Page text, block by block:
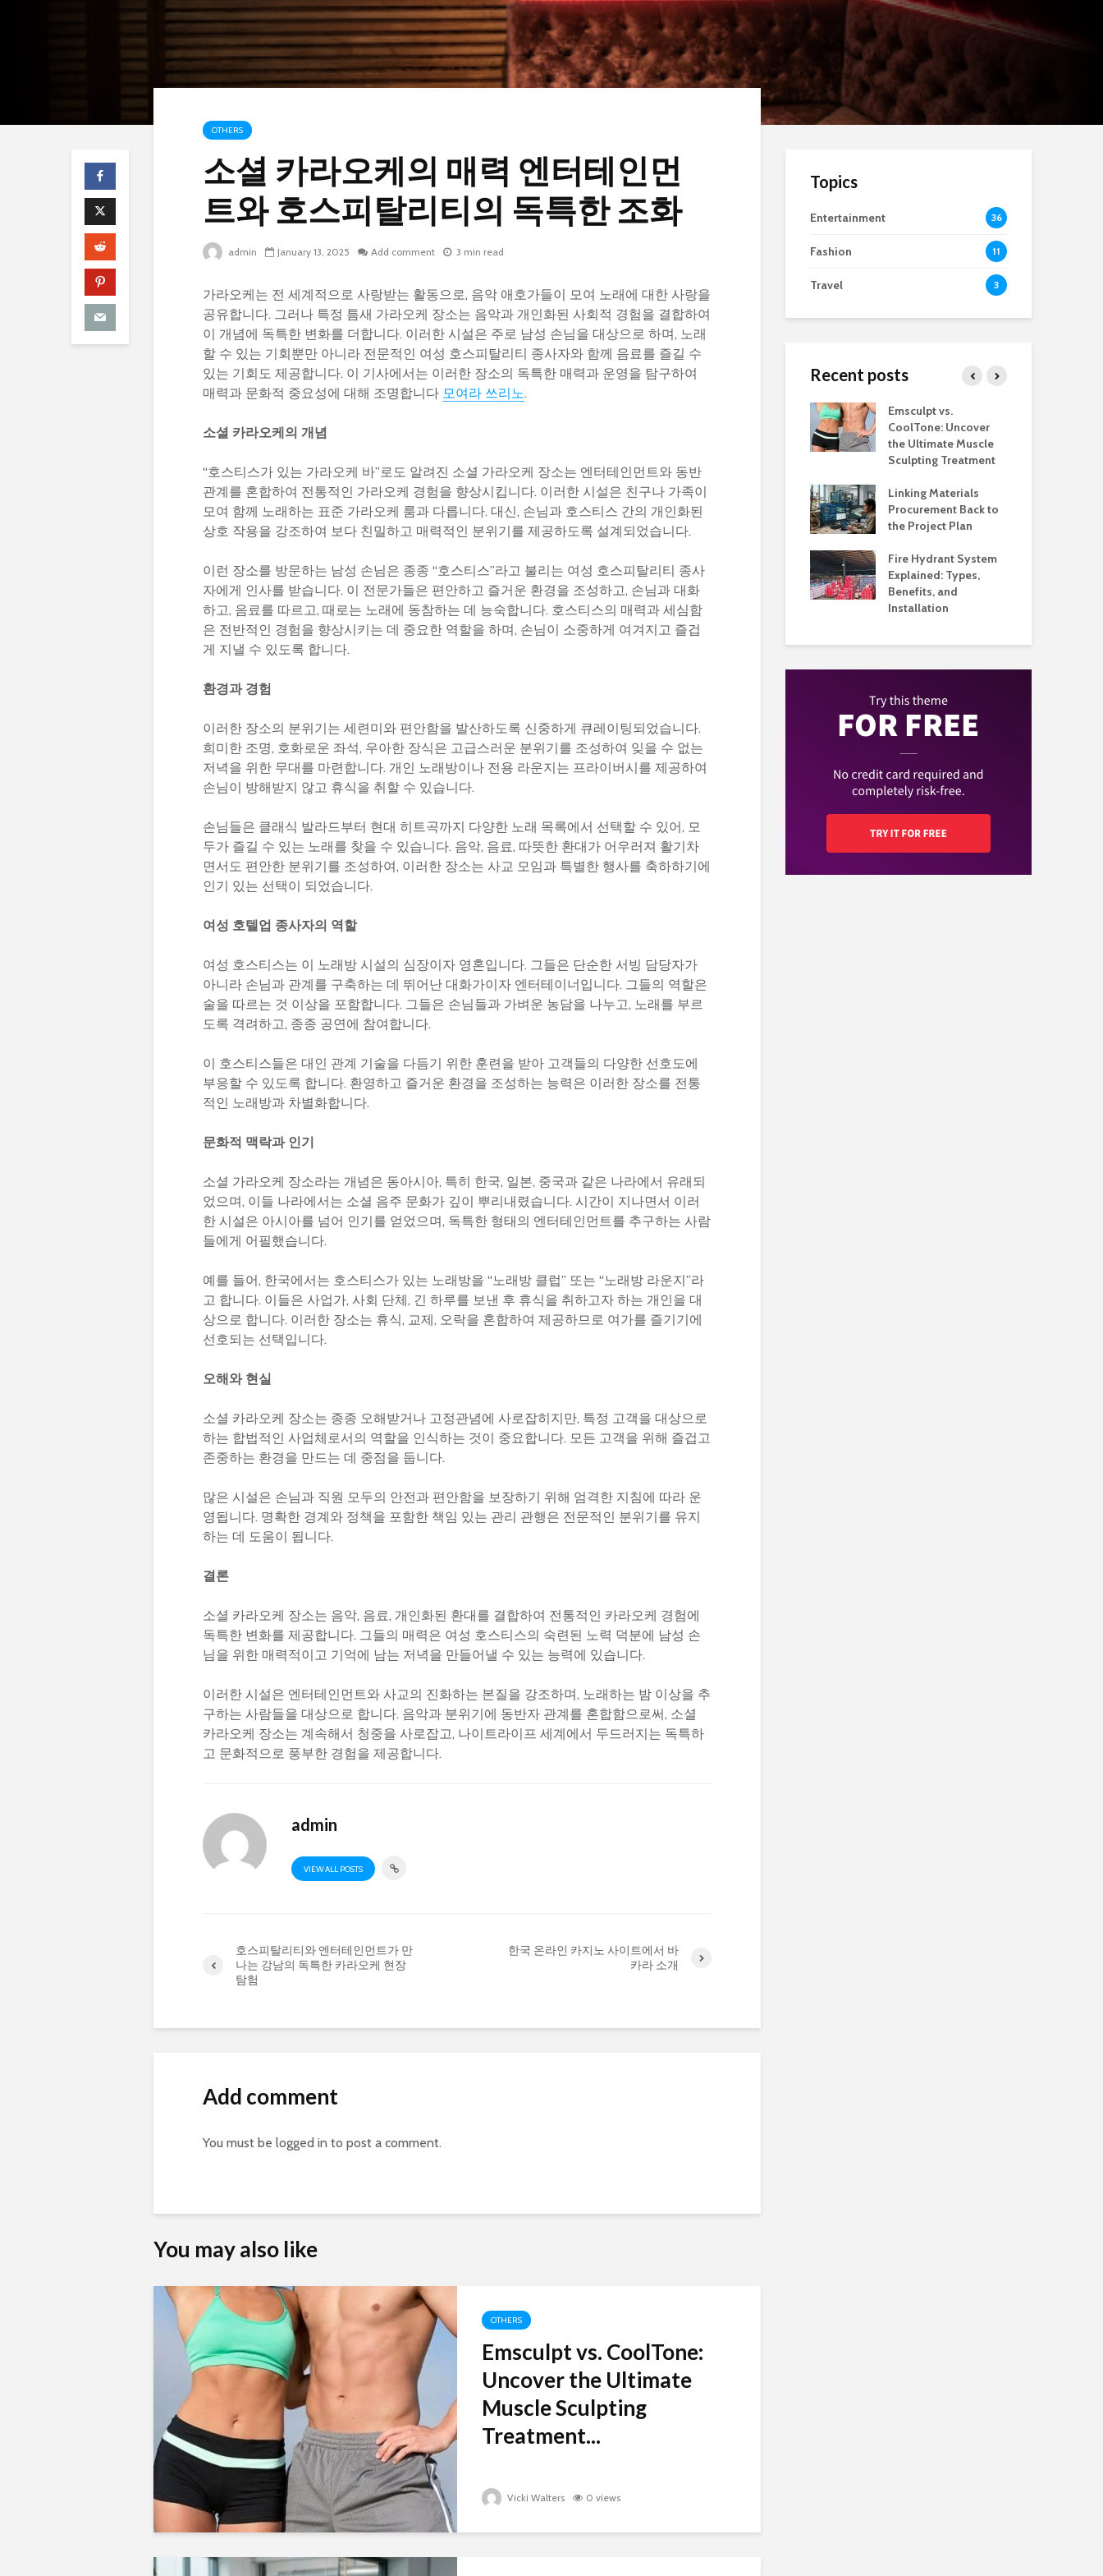
OTHERS
소셜 카라오케의 매력 엔터테인먼
트와 호스피탈리티의 독특한 조화
admin January 13, 2025 Add comment 3 min read
가라오케는 전 세계적으로 사랑받는 활동으로, 음악 애호가들이 모여 노래에 대한 사랑을
공유합니다. 그러나 특정 틈새 가라오케 장소는 음악과 개인화된 사회적 경험을 결합하여
이 개념에 독특한 변화를 더합니다. 이러한 시설은 주로 남성 손님을 대상으로 하며, 노래
할 수 있는 기회뿐만 아니라 전문적인 여성 호스피탈리티 종사자와 함께 음료를 즐길 수
있는 기회도 제공합니다. 이 기사에서는 이러한 장소의 독특한 매력과 운영을 탐구하여
매력과 문화적 중요성에 대해 조명합니다 모여라 쓰리노.
소셜 카라오케의 개념
“호스티스가 있는 가라오케 바”로도 알려진 소셜 가라오케 장소는 엔터테인먼트와 동반
관계를 혼합하여 전통적인 가라오케 경험을 향상시킵니다. 이러한 시설은 친구나 가족이
모여 함께 노래하는 표준 가라오케 룸과 다릅니다. 대신, 손님과 호스티스 간의 개인화된
상호 작용을 강조하여 보다 친밀하고 매력적인 분위기를 제공하도록 설계되었습니다.
이런 장소를 방문하는 남성 손님은 종종 “호스티스”라고 불리는 여성 호스피탈리티 종사
자에게 인사를 받습니다. 이 전문가들은 편안하고 즐거운 환경을 조성하고, 손님과 대화
하고, 음료를 따르고, 때로는 노래에 동참하는 데 능숙합니다. 호스티스의 매력과 세심함
은 전반적인 경험을 향상시키는 데 중요한 역할을 하며, 손님이 소중하게 여겨지고 즐겁
게 지낼 수 있도록 합니다.
환경과 경험
이러한 장소의 분위기는 세련미와 편안함을 발산하도록 신중하게 큐레이팅되었습니다.
희미한 조명, 호화로운 좌석, 우아한 장식은 고급스러운 분위기를 조성하여 잊을 수 없는
저녁을 위한 무대를 마련합니다. 개인 노래방이나 전용 라운지는 프라이버시를 제공하여
손님이 방해받지 않고 휴식을 취할 수 있습니다.
손님들은 클래식 발라드부터 현대 히트곡까지 다양한 노래 목록에서 선택할 수 있어, 모
두가 즐길 수 있는 노래를 찾을 수 있습니다. 음악, 음료, 따뜻한 환대가 어우러져 활기차
면서도 편안한 분위기를 조성하여, 이러한 장소는 사교 모임과 특별한 행사를 축하하기에
인기 있는 선택이 되었습니다.
여성 호텔업 종사자의 역할
여성 호스티스는 이 노래방 시설의 심장이자 영혼입니다. 그들은 단순한 서빙 담당자가
아니라 손님과 관계를 구축하는 데 뛰어난 대화가이자 엔터테이너입니다. 그들의 역할은
술을 따르는 것 이상을 포함합니다. 그들은 손님들과 가벼운 농담을 나누고, 노래를 부르
도록 격려하고, 종종 공연에 참여합니다.
이 호스티스들은 대인 관계 기술을 다듬기 위한 훈련을 받아 고객들의 다양한 선호도에
부응할 수 있도록 합니다. 환영하고 즐거운 환경을 조성하는 능력은 이러한 장소를 전통
적인 노래방과 차별화합니다.
문화적 맥락과 인기
소셜 가라오케 장소라는 개념은 동아시아, 특히 한국, 일본, 중국과 같은 나라에서 유래되
었으며, 이들 나라에서는 소셜 음주 문화가 깊이 뿌리내렸습니다. 시간이 지나면서 이러
한 시설은 아시아를 넘어 인기를 얻었으며, 독특한 형태의 엔터테인먼트를 추구하는 사람
들에게 어필했습니다.
예를 들어, 한국에서는 호스티스가 있는 노래방을 “노래방 클럽” 또는 “노래방 라운지”라
고 합니다. 이들은 사업가, 사회 단체, 긴 하루를 보낸 후 휴식을 취하고자 하는 개인을 대
상으로 합니다. 이러한 장소는 휴식, 교제, 오락을 혼합하여 제공하므로 여가를 즐기기에
선호되는 선택입니다.
오해와 현실
소셜 카라오케 장소는 종종 오해받거나 고정관념에 사로잡히지만, 특정 고객을 대상으로
하는 합법적인 사업체로서의 역할을 인식하는 것이 중요합니다. 모든 고객을 위해 즐겁고
존중하는 환경을 만드는 데 중점을 둡니다.
많은 시설은 손님과 직원 모두의 안전과 편안함을 보장하기 위해 엄격한 지침에 따라 운
영됩니다. 명확한 경계와 정책을 포함한 책임 있는 관리 관행은 전문적인 분위기를 유지
하는 데 도움이 됩니다.
결론
소셜 카라오케 장소는 음악, 음료, 개인화된 환대를 결합하여 전통적인 카라오케 경험에
독특한 변화를 제공합니다. 그들의 매력은 여성 호스티스의 숙련된 노력 덕분에 남성 손
님을 위한 매력적이고 기억에 남는 저녁을 만들어낼 수 있는 능력에 있습니다.
이러한 시설은 엔터테인먼트와 사교의 진화하는 본질을 강조하며, 노래하는 밤 이상을 추
구하는 사람들을 대상으로 합니다. 음악과 분위기에 동반자 관계를 혼합함으로써, 소셜
카라오케 장소는 계속해서 청중을 사로잡고, 나이트라이프 세계에서 두드러지는 독특하
고 문화적으로 풍부한 경험을 제공합니다.
admin
VIEW ALL POSTS
호스피탈리티와 엔터테인먼트가 만
나는 강남의 독특한 카라오케 현장
탐험
한국 온라인 카지노 사이트에서 바
카라 소개
Add comment
You must be logged in to post a comment.
You may also like
OTHERS
Emsculpt vs. CoolTone:
Uncover the Ultimate
Muscle Sculpting
Treatment...
Vicki Walters 0 views
Topics
Entertainment 36
Fashion 11
Travel 3
Recent posts
High-Quality Truck
Wheel Bolt
Manufacturers Guide
Quick Response
Homes and Small
Businesses
Tools That Make
Restaurant Service
Academy Built Around
Passion and
Experience
Emsculpt vs.
CoolTone: Uncover
the Ultimate Muscle
Sculpting Treatment
Linking Materials
Procurement Back to
the Project Plan
Fire Hydrant System
Explained: Types,
Benefits, and
Installation